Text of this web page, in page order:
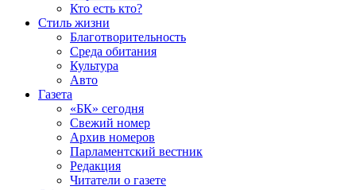
Кто есть кто?
Стиль жизни
Благотворительность
Среда обитания
Культура
Авто
Газета
«БК» сегодня
Свежий номер
Архив номеров
Парламентский вестник
Редакция
Читатели о газете